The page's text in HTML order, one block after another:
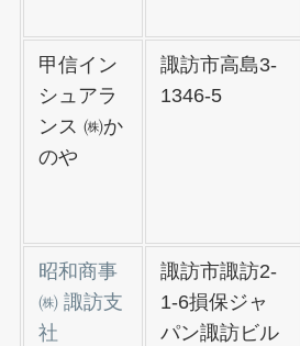
甲信イン
シュアラ
ンス ㈱か
のや
諏訪市高島3-
1346-5
昭和商事
㈱ 諏訪支
社
諏訪市諏訪2-
1-6損保ジャ
パン諏訪ビル